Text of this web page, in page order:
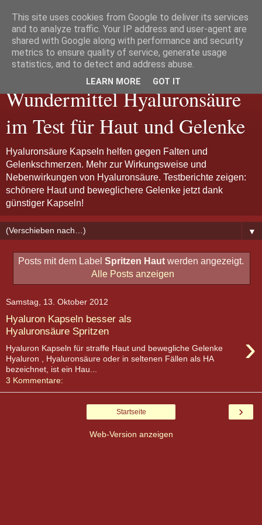
Hyaluron Kapseln:
Wundermittel Hyaluronsäure
im Test für Haut und Gelenke
Hyaluronsäure Kapseln helfen gegen Falten und
Gelenkschmerzen. Mehr zur Wirkungsweise und
Nebenwirkungen von Hyaluronsäure. Testberichte zeigen:
schönere Haut und beweglichere Gelenke jetzt dank
günstiger Kapseln!
▼
Posts mit dem Label Spritzen Haut werden angezeigt.
Alle Posts anzeigen
Samstag, 13. Oktober 2012
Hyaluron Kapseln besser als
Hyaluronsäure Spritzen
›
Hyaluron Kapseln für straffe Haut und bewegliche Gelenke
Hyaluron , Hyaluronsäure oder in seltenen Fällen als HA
bezeichnet, ist ein Hau...
3 Kommentare:
›
Startseite
Web-Version anzeigen
This site uses cookies from Google to deliver its services
and to analyze traffic. Your IP address and user-agent are
shared with Google along with performance and security
metrics to ensure quality of service, generate usage
statistics, and to detect and address abuse.
LEARN MORE GOT IT